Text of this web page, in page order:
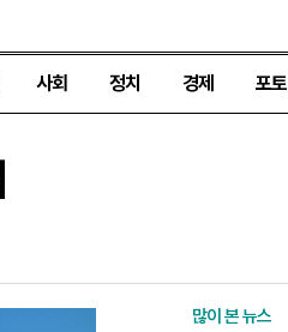
사회 정치 경제 포토
많이 본 뉴스